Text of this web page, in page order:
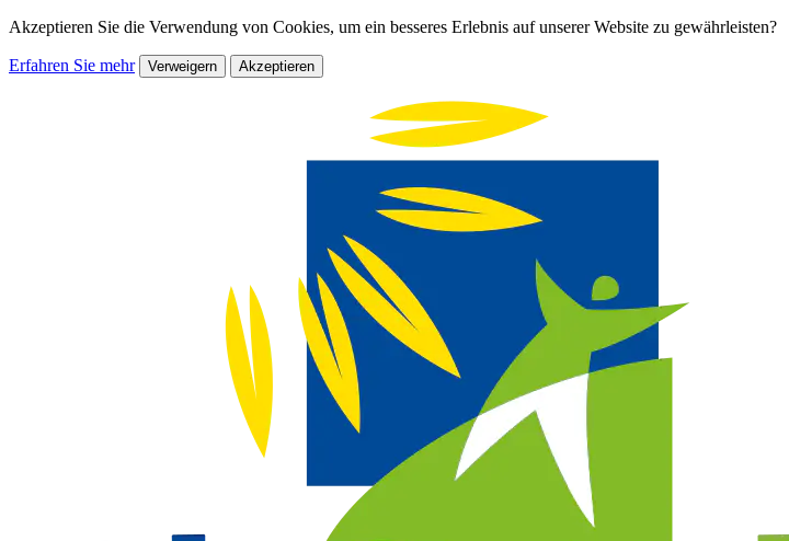
Akzeptieren Sie die Verwendung von Cookies, um ein besseres Erlebnis auf unserer Website zu gewährleisten?
Erfahren Sie mehr Verweigern Akzeptieren